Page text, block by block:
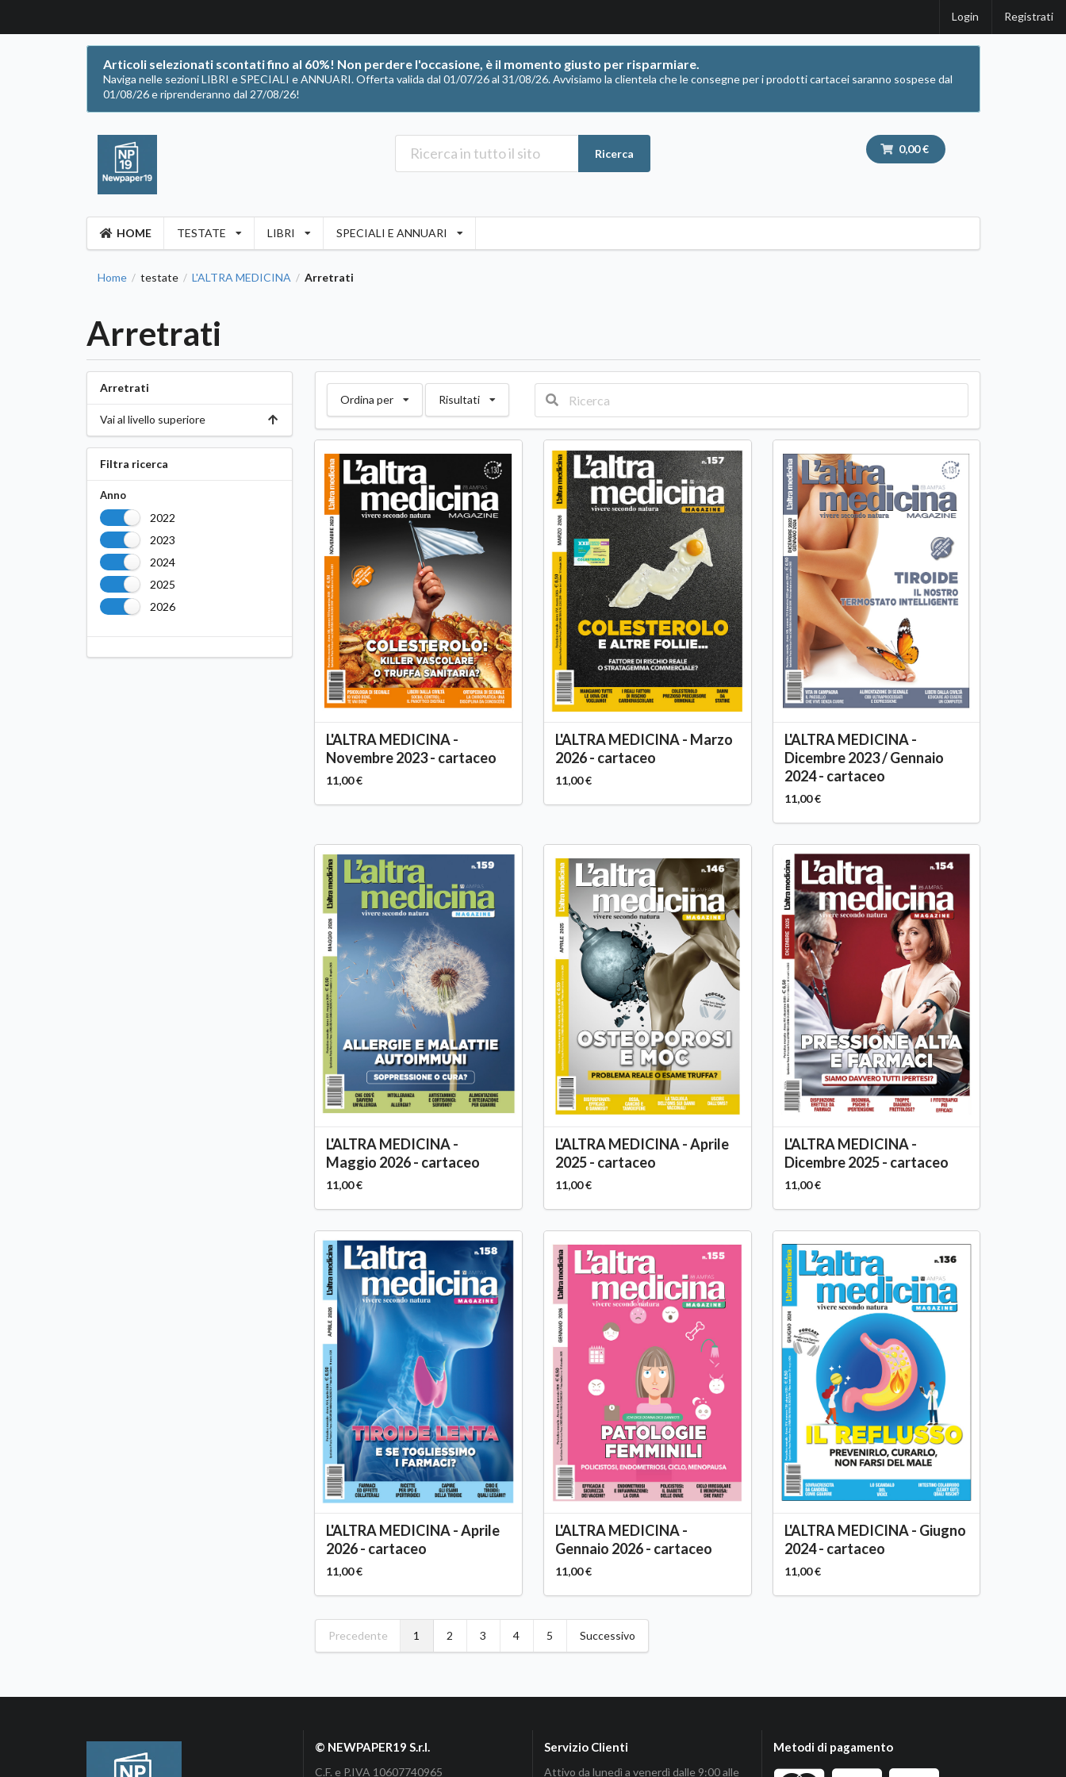
Login Registrati
Articoli selezionati scontati fino al 60%! Non perdere l'occasione, è il momento giusto per risparmiare.
Naviga nelle sezioni LIBRI e SPECIALI e ANNUARI. Offerta valida dal 01/07/26 al 31/08/26. Avvisiamo la clientela che le consegne per i prodotti cartacei saranno sospese dal
01/08/26 e riprenderanno dal 27/08/26!
Ricerca 0,00 €
HOME TESTATE LIBRI SPECIALI E ANNUARI
Home / testate / L'ALTRA MEDICINA / Arretrati
Arretrati
Arretrati
Vai al livello superiore
Filtra ricerca
Anno
2022
2023
2024
2025
2026
Ordina per Risultati
L'ALTRA MEDICINA -
Novembre 2023 - cartaceo
11,00 €
L'ALTRA MEDICINA - Marzo
2026 - cartaceo
11,00 €
L'ALTRA MEDICINA -
Dicembre 2023 / Gennaio
2024 - cartaceo
11,00 €
L'ALTRA MEDICINA -
Maggio 2026 - cartaceo
11,00 €
L'ALTRA MEDICINA - Aprile
2025 - cartaceo
11,00 €
L'ALTRA MEDICINA -
Dicembre 2025 - cartaceo
11,00 €
L'ALTRA MEDICINA - Aprile
2026 - cartaceo
11,00 €
L'ALTRA MEDICINA -
Gennaio 2026 - cartaceo
11,00 €
L'ALTRA MEDICINA - Giugno
2024 - cartaceo
11,00 €
Precedente 1 2 3 4 5 Successivo
© NEWPAPER19 S.r.l.
C.F. e P.IVA 10607740965
Servizio Clienti
Attivo da lunedì a venerdì dalle 9:00 alle
Metodi di pagamento